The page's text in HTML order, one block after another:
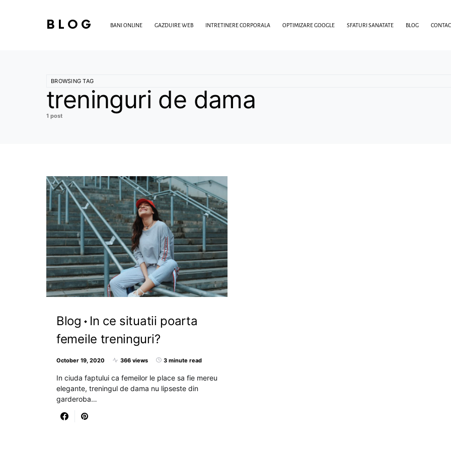
BLOG BANI ONLINE GAZDUIRE WEB INTRETINERE CORPORALA OPTIMIZARE GOOGLE SFATURI SANATATE BLOG
BROWSING TAG
treninguri de dama
1 post
Blog
In ce situatii poarta
femeile treninguri?
October 19, 2020 366 views 3 minute read
In ciuda faptului ca femeilor le place sa fie mereu
elegante, treningul de dama nu lipseste din
garderoba…